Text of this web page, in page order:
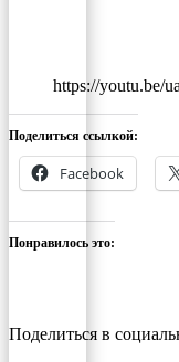
https://youtu.be/
Поделиться ссылкой:
Facebook
Понравилось это:
Поделиться в